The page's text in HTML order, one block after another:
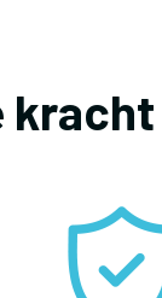
kracht